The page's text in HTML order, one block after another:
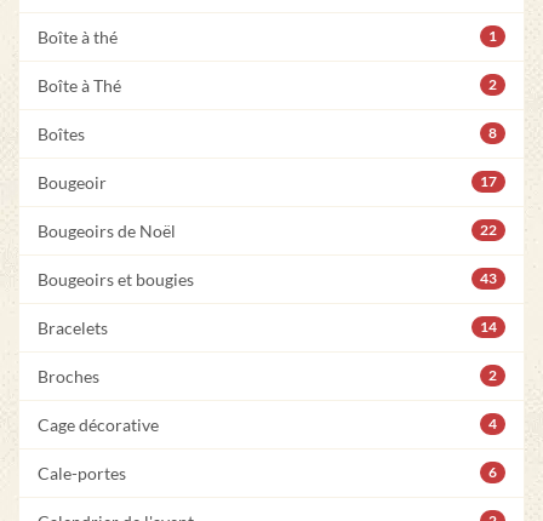
Boîte à thé 1
Boîte à Thé 2
Boîtes 8
Bougeoir 17
Bougeoirs de Noël 22
Bougeoirs et bougies 43
Bracelets 14
Broches 2
Cage décorative 4
Cale-portes 6